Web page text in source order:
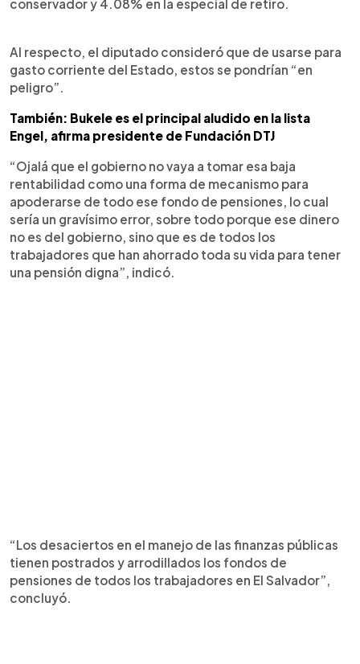
conservador y 4.08% en la especial de retiro.
Al respecto, el diputado consideró que de usarse para
gasto corriente del Estado, estos se pondrían “en
peligro”.
También: Bukele es el principal aludido en la lista
Engel, afirma presidente de Fundación DTJ
“Ojalá que el gobierno no vaya a tomar esa baja
rentabilidad como una forma de mecanismo para
apoderarse de todo ese fondo de pensiones, lo cual
sería un gravísimo error, sobre todo porque ese dinero
no es del gobierno, sino que es de todos los
trabajadores que han ahorrado toda su vida para tener
una pensión digna”, indicó.
“Los desaciertos en el manejo de las finanzas públicas
tienen postrados y arrodillados los fondos de
pensiones de todos los trabajadores en El Salvador”,
concluyó.